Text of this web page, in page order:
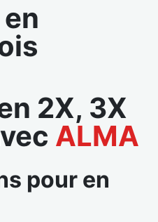
2X, 3X
ALMA
pour en